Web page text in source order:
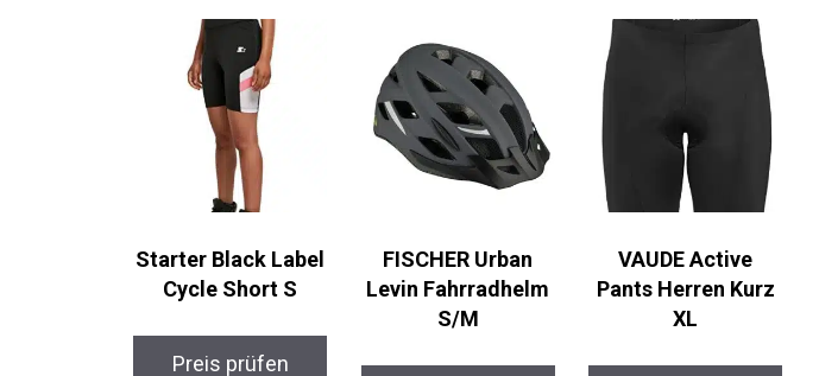
Starter Black Label
Cycle Short S
Preis prüfen
FISCHER Urban
Levin Fahrradhelm
S/M
VAUDE Active
Pants Herren Kurz
XL